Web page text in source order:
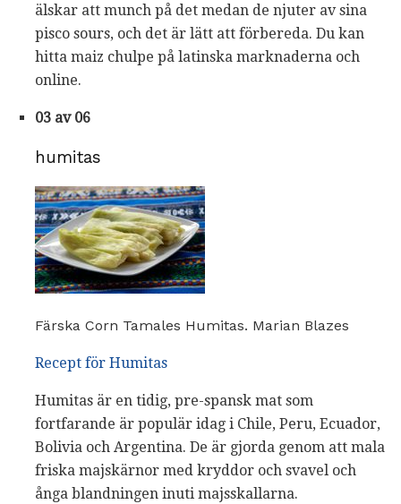
älskar att munch på det medan de njuter av sina
pisco sours, och det är lätt att förbereda. Du kan
hitta maiz chulpe på latinska marknaderna och
online.
03 av 06
humitas
Färska Corn Tamales Humitas. Marian Blazes
Recept för Humitas
Humitas är en tidig, pre-spansk mat som
fortfarande är populär idag i Chile, Peru, Ecuador,
Bolivia och Argentina. De är gjorda genom att mala
friska majskärnor med kryddor och svavel och
ånga blandningen inuti majsskallarna.